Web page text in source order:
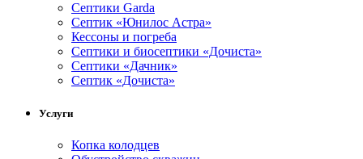
Септики Garda
Септик «Юнилос Астра»
Кессоны и погреба
Cептики и биосептики «Дочиста»
Септики «Дачник»
Септик «Дочиста»
Услуги
Копка колодцев